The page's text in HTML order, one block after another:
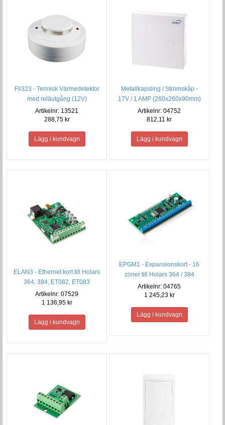
FI/323 - Termisk Värmedetektor
med reläutgång (12V)
Artikelnr: 13521
288,75 kr
Metallkapsling / Strömskåp -
17V / 1 AMP (260x260x90mm)
Artikelnr: 04752
812,11 kr
ELAN3 - Ethernet kort till Holars
364, 384, ET082, ET083
Artikelnr: 07529
1 136,95 kr
EPGM1 - Expansionskort - 16
zoner till Holars 364 / 384
Artikelnr: 04765
1 245,23 kr